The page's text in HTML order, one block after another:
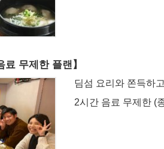
료 무제한 플랜】
딤섬 요리와 쫀득하
2시간 음료 무제한 (